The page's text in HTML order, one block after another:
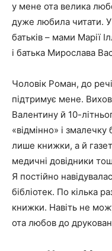
у мене ота велика
дуже любила читати.
батьків – мами Марії
і батька Мирослава
Чоловік Роман, до
підтримує мене.
Валентину й 10-
«відмінно» і
лише книжки, а й
медичні довідники
Я постійно
бібліотек. По кілька
книжки. Навіть не
ота любов до